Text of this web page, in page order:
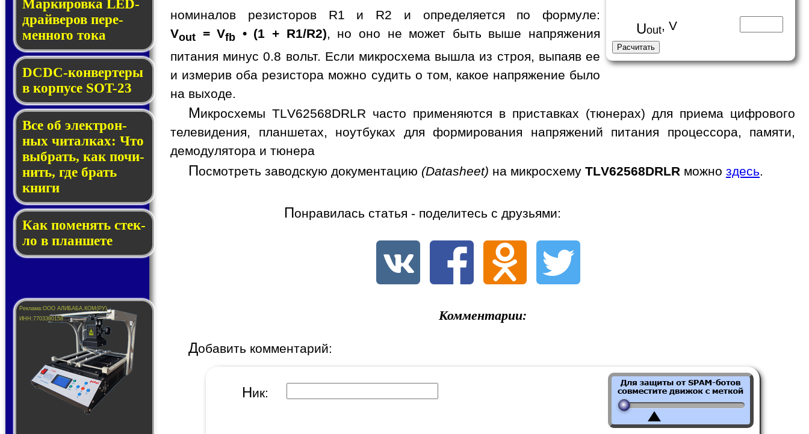
Маркировка LED-
драй­ве­ров пе­ре­
мен­но­го то­ка
DCDC-кон­вер­те­ры
в кор­пу­се SOT-23
Все об элек­трон­
ных чи­тал­ках: Что
выб­рать, как по­чи­
нить, где брать
кни­ги
Как по­ме­нять стек­
ло в планшете
Uout, V
номиналов резисторов R1 и R2 и определяется по формуле:
Vout = Vfb • (1 + R1/R2) , но оно не может быть выше напряжения
питания минус 0.8 вольт. Если микросхема вышла из строя, выпаяв ее
и измерив оба резистора можно судить о том, какое напряжение было
на выходе.
Микросхемы TLV62568DRLR часто применяются в приставках (тюнерах) для приема цифрового
телевидения, планшетах, ноутбуках для формирования напряжений питания процессора, памяти,
демодулятора и тюнера
Посмотреть заводскую документацию (Datasheet) на микросхему TLV62568DRLR можно здесь.
Понравилась статья - поделитесь с друзьями:
Комментарии:
Добавить комментарий:
Ник: